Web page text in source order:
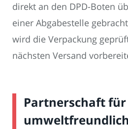
direkt an den DPD-Boten
einer Abgabestelle
wird die Verpackung
nächsten Versand
Partnerschaft für